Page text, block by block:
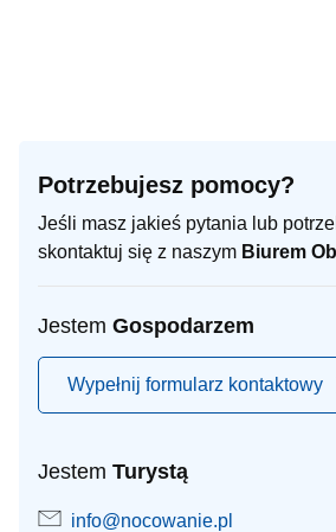
Potrzebujesz pomocy?
Jeśli masz jakieś pytania lub
skontaktuj się z naszym Biurem
Jestem Gospodarzem
Wypełnij formularz kontaktowy
Jestem Turystą
info@nocowanie.pl